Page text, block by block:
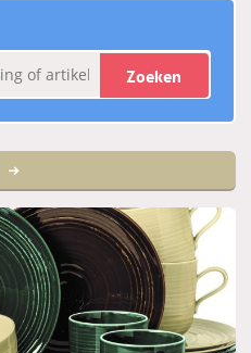
Zoeken